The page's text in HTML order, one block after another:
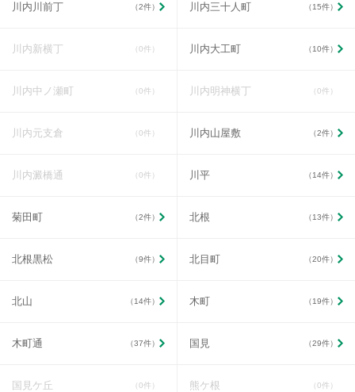
川内川前丁 （2件） 川内三十人町 （15件）
川内新横丁 （0件） 川内大工町 （10件）
川内中ノ瀬町 （0件） 川内明神横丁 （0件）
川内元支倉 （0件） 川内山屋敷 （2件）
川内澱橋通 （0件） 川平 （14件）
菊田町 （2件） 北根 （13件）
北根黒松 （9件） 北目町 （20件）
北山 （14件） 木町 （19件）
木町通 （37件） 国見 （29件）
国見ケ丘 （0件） 熊ケ根 （0件）